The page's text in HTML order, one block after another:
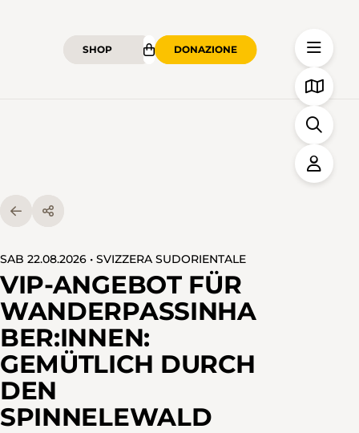
SHOP DONAZIONE
SAB 22.08.2026 • SVIZZERA SUDORIENTALE
VIP-ANGEBOT FÜR
WANDERPASSINHA
BER:INNEN:
GEMÜTLICH DURCH
DEN
SPINNELEWALD